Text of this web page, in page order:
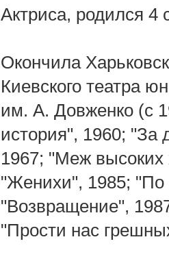
Актриса, родился 4
Окончила
Киевского театра
им. А. Довженко (с
история", 1960; "За
1967; "Меж
"Женихи", 1985; "По
"Возвращение",
"Прости нас